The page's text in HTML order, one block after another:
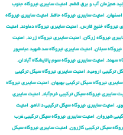
هم‌زمان آب و برق قشم, امنیت سایبری نیروگاه جنوب
اصفهان, امنیت سایبری نیروگاه حافظ, امنیت سایبری نیروگاه
نیروگاه خلیج فارس, امنیت سایبری نیروگاه دماوند, امنیت
نیروگاه زرگان, امنیت سایبری نیروگاه زرند, امنیت
سبلان, امنیت سایبری نیروگاه سد شهید عباسپور
سهند, امنیت سایبری نیروگاه سوم پالایشگاه آبادان,
ترکیبی ارومیه, امنیت سایبری نیروگاه سیکل ترکیبی
نیروگاه سیکل ترکیبی بهبهان, امنیت سایبری نیروگاه
سایبری نیروگاه سیکل ترکیبی خرم‌آباد, امنیت سایبری
, امنیت سایبری نیروگاه سیکل ترکیبی دالاهو, امنیت
شیروان, امنیت سایبری نیروگاه سیکل ترکیبی غرب
سیکل ترکیبی کازرون, امنیت سایبری نیروگاه سیکل